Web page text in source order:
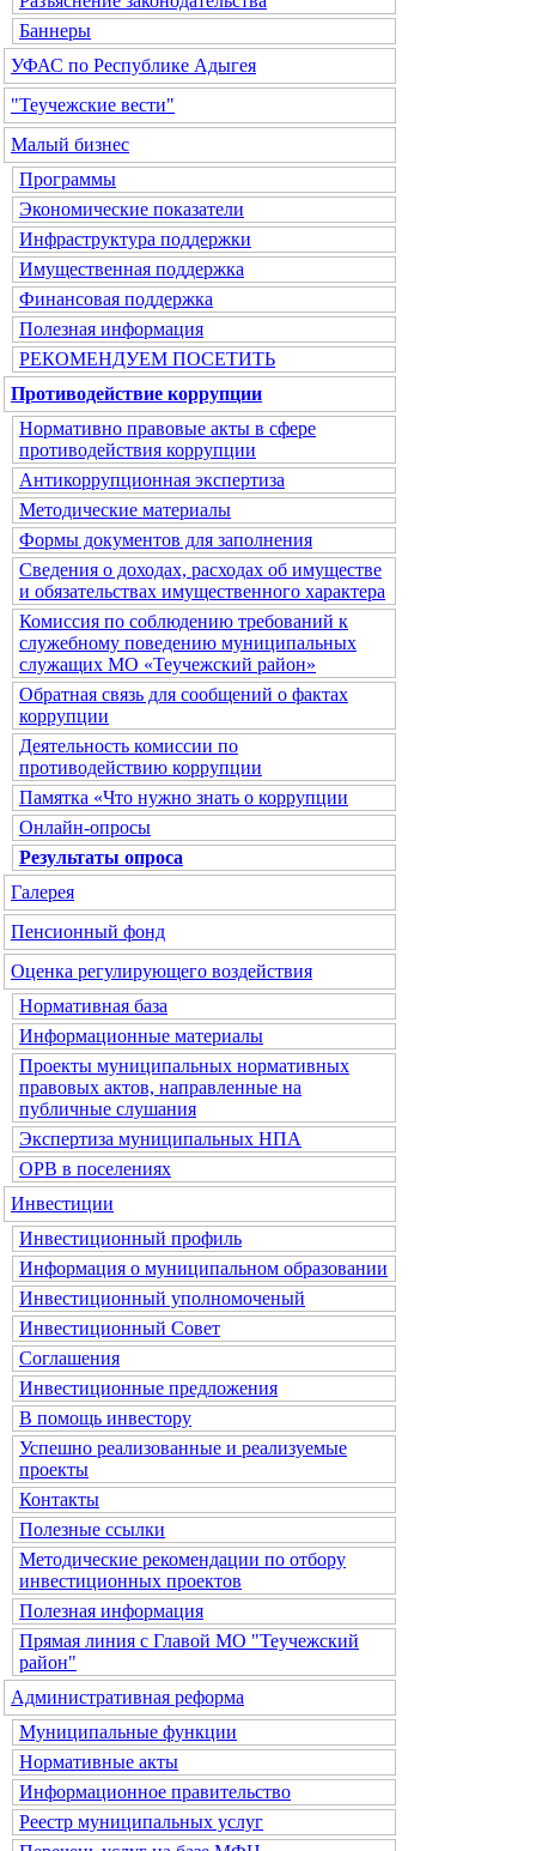
Баннеры
УФАС по Республике Адыгея
"Теучежские вести"
Малый бизнес
Программы
Экономические показатели
Инфраструктура поддержки
Имущественная поддержка
Финансовая поддержка
Полезная информация
РЕКОМЕНДУЕМ ПОСЕТИТЬ
Противодействие коррупции
Нормативно правовые акты в сфере
противодействия коррупции
Антикоррупционная экспертиза
Методические материалы
Формы документов для заполнения
Сведения о доходах, расходах об имуществе
и обязательствах имущественного характера
Комиссия по соблюдению требований к
служебному поведению муниципальных
служащих МО «Теучежский район»
Обратная связь для сообщений о фактах
коррупции
Деятельность комиссии по
противодействию коррупции
Памятка «Что нужно знать о коррупции
Онлайн-опросы
Результаты опроса
Галерея
Пенсионный фонд
Оценка регулирующего воздействия
Нормативная база
Информационные материалы
Проекты муниципальных нормативных
правовых актов, направленные на
публичные слушания
Экспертиза муниципальных НПА
ОРВ в поселениях
Инвестиции
Инвестиционный профиль
Информация о муниципальном образовании
Инвестиционный уполномоченый
Инвестиционный Совет
Соглашения
Инвестиционные предложения
В помощь инвестору
Успешно реализованные и реализуемые
проекты
Контакты
Полезные ссылки
Методические рекомендации по отбору
инвестиционных проектов
Полезная информация
Прямая линия с Главой МО "Теучежский
район"
Административная реформа
Муниципальные функции
Нормативные акты
Информационное правительство
Реестр муниципальных услуг